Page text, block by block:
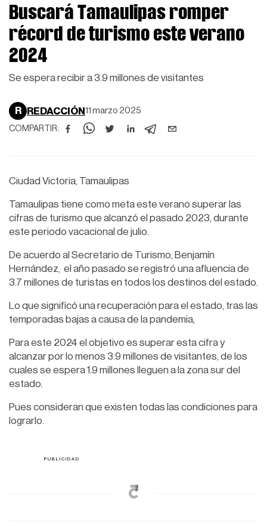
Buscará Tamaulipas romper
récord de turismo este verano
2024
Se espera recibir a 3.9 millones de visitantes
R REDACCIÓN 11 marzo 2025
COMPARTIR:
Ciudad Victoria, Tamaulipas
Tamaulipas tiene como meta este verano superar las
cifras de turismo que alcanzó el pasado 2023, durante
este periodo vacacional de julio.
De acuerdo al Secretario de Turismo, Benjamín
Hernández, el año pasado se registró una afluencia de
3.7 millones de turistas en todos los destinos del estado.
Lo que significó una recuperación para el estado, tras las
temporadas bajas a causa de la pandemia,
Para este 2024 el objetivo es superar esta cifra y
alcanzar por lo menos 3.9 millones de visitantes, de los
cuales se espera 1.9 millones lleguen a la zona sur del
estado.
Pues consideran que existen todas las condiciones para
lograrlo.